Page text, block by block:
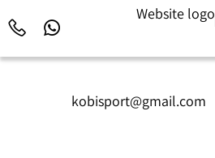
kobisport@gmail.com